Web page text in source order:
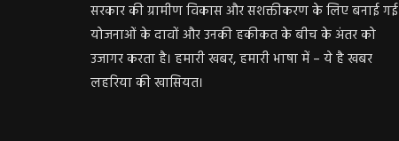
सरकार की ग्रामीण विकास और सशक्तीकरण के लिए बनाई गई
योजनाओं के दावों और उनकी हकीकत के बीच के अंतर को
उजागर करता है। हमारी खबर, हमारी भाषा में – ये है खबर
लहरिया की खासियत।